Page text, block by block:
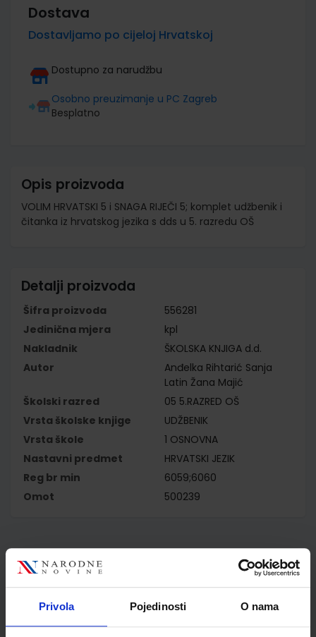
Privola Pojedinosti O nama
Dostava
Dostavljamo po cijeloj Hrvatskoj
Dostupno za narudžbu
Osobno preuzimanje u PC Zagreb
Besplatno
Opis proizvoda
VOLIM HRVATSKI 5 i SNAGA RIJEČI 5; komplet udžbenik i
čitanka iz hrvatskog jezika s dds u 5. razredu OŠ
Detalji proizvoda
Šifra proizvoda
556281
Jedinična mjera
kpl
Nakladnik
ŠKOLSKA KNJIGA d.d.
Autor
Anđelka Rihtarić Sanja
Latin Žana Majić
Školski razred
05 5.RAZRED OŠ
Vrsta školske knjige
UDŽBENIK
Vrsta škole
1 OSNOVNA
Nastavni predmet
HRVATSKI JEZIK
Reg br min
6059;6060
Omot
500239
Kupci najčešće biraju..